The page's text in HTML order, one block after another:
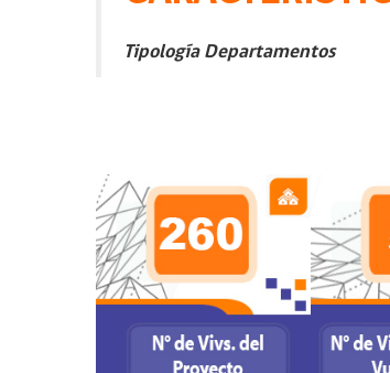
Tipología Departamentos